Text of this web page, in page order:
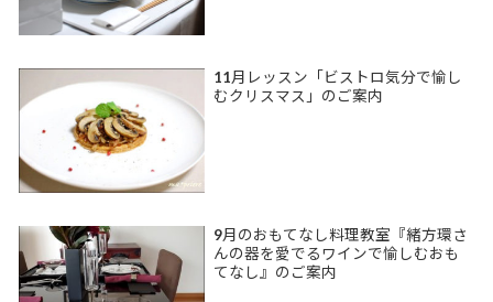
11月レッスン「ビストロ気分で愉し
むクリスマス」のご案内
9月のおもてなし料理教室『緒方環さ
んの器を愛でるワインで愉しむおも
てなし』のご案内